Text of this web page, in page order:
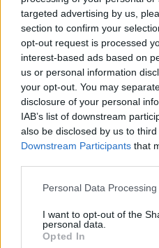
targeted advertising by us,
section to confirm your
opt-out request is processed
interest-based ads based on
us or personal information
your opt-out. You may
disclosure of your personal
IAB’s list of downstream
also be disclosed by us to
Downstream Participants that
Please note that this website/
not limited to your visit or
grant or deny consent to
use your data for below
Personal Data
I want to opt-out of the
personal data.
Opted In
Staff